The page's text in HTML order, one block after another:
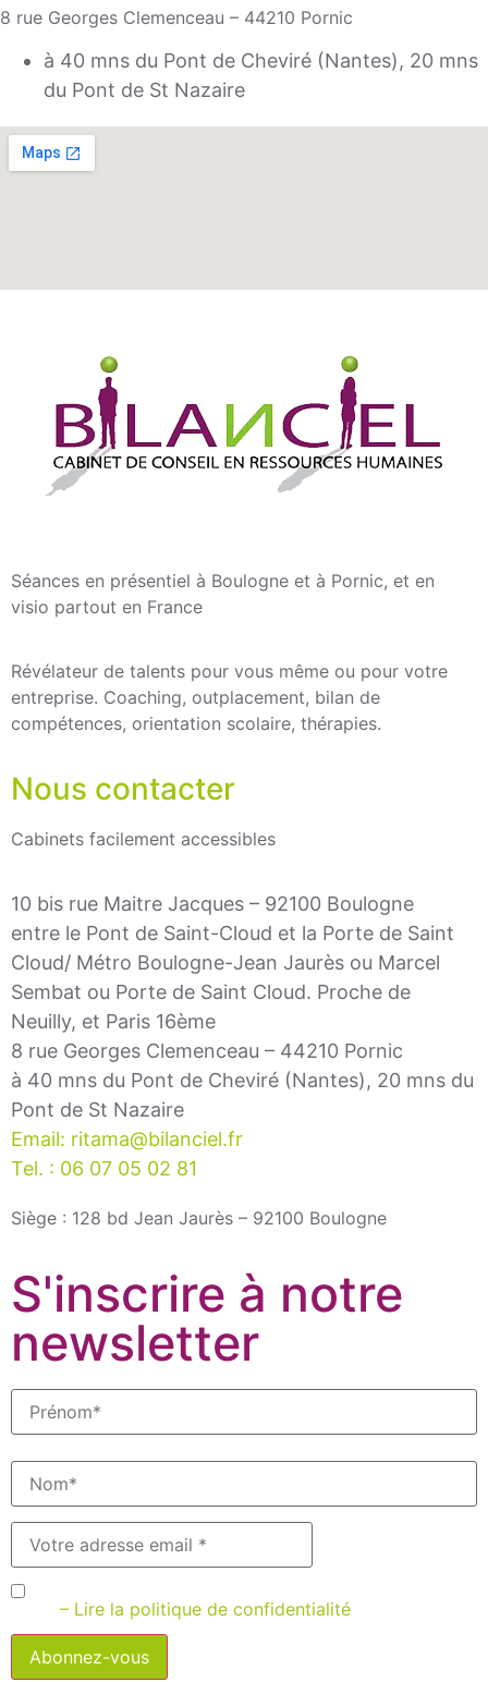
8 rue Georges Clemenceau – 44210 Pornic
à 40 mns du Pont de Cheviré (Nantes), 20 mns
du Pont de St Nazaire
Séances en présentiel à Boulogne et à Pornic, et en
visio partout en France
Révélateur de talents pour vous même ou pour votre
entreprise. Coaching, outplacement, bilan de
compétences, orientation scolaire, thérapies.
Nous contacter
Cabinets facilement accessibles
10 bis rue Maitre Jacques – 92100 Boulogne
entre le Pont de Saint-Cloud et la Porte de Saint
Cloud/ Métro Boulogne-Jean Jaurès ou Marcel
Sembat ou Porte de Saint Cloud. Proche de
Neuilly, et Paris 16ème
8 rue Georges Clemenceau – 44210 Pornic
à 40 mns du Pont de Cheviré (Nantes), 20 mns du
Pont de St Nazaire
Email: ritama@bilanciel.fr
Tel. : 06 07 05 02 81
Siège : 128 bd Jean Jaurès – 92100 Boulogne
S'inscrire à notre
newsletter
– Lire la politique de confidentialité